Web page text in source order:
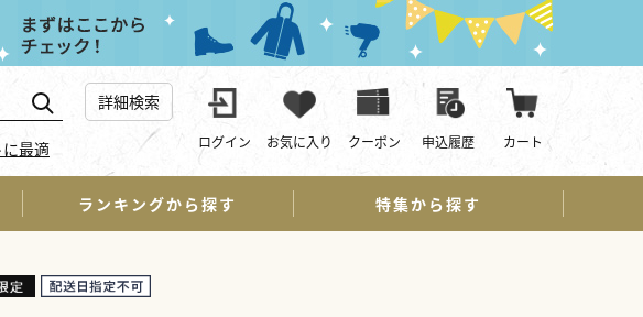
詳細検索
最適 ログイン お気に入り クーポン 申込履歴 カート
ランキングから探す 特集から探す